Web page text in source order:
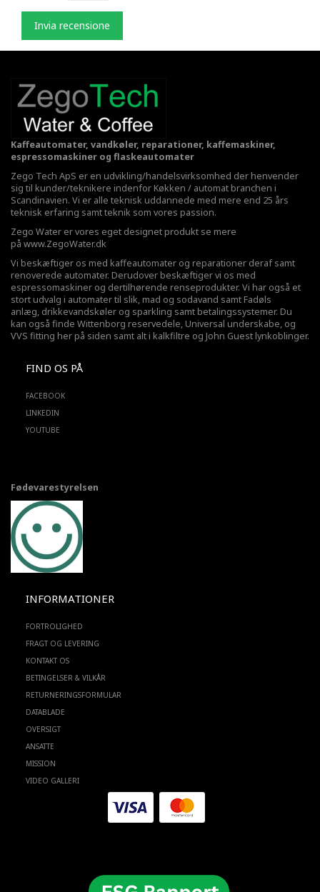
Invia recensione
Kaffeautomater, vandkøler, reparationer, kaffemaskiner,
espressomaskiner og flaskeautomater
Zego Tech ApS er en udvikling/handelsvirksomhed der henvender
sig til kunder/teknikere indenfor Køkken / automat branchen i
Scandinavien. Vi er alle teknisk uddannede med mere end 25 års
teknisk erfaring samt teknik som vores passion.
Zego Water er vores eget designet produkt se mere
på www.ZegoWater.dk
Vi beskæftiger os med kaffeautomater og reparationer deraf samt
renoverede automater. Derudover beskæftiger vi os med
espressomaskiner og dertilhørende renseprodukter. Vi har også et
stort udvalg i automater til slik, mad og sodavand samt Fadøls
anlæg, drikkevandskøler og sparkling samt betalingssystemer. Du
kan også finde Wittenborg reservedele, Universal underskabe, og
VVS fitting her på siden samt alt i kalkfiltre og John Guest lynkoblinger.
FIND OS PÅ
FACEBOOK
LINKEDIN
YOUTUBE
Fødevarestyrelsen
INFORMATIONER
FORTROLIGHED
FRAGT OG LEVERING
KONTAKT OS
BETINGELSER & VILKÅR
RETURNERINGSFORMULAR
DATABLADE
OVERSIGT
ANSATTE
MISSION
VIDEO GALLERI